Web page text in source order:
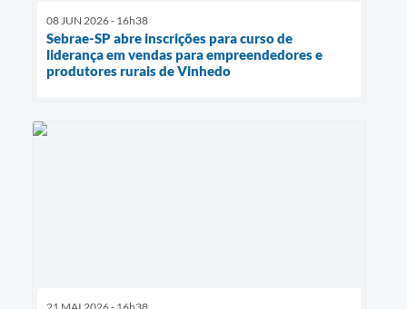
08 JUN 2026 - 16h38
Sebrae-SP abre inscrições para curso de
liderança em vendas para empreendedores e
produtores rurais de Vinhedo